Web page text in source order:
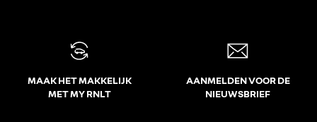
MAAK HET MAKKELIJK
MET MY RNLT
AANMELDEN VOOR DE
NIEUWSBRIEF